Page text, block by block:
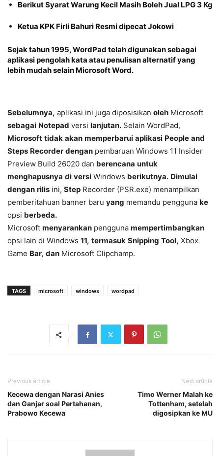
Berikut Syarat Warung Kecil Masih Boleh Jual LPG 3 Kg
Ketua KPK Firli Bahuri Resmi dipecat Jokowi
Sejaktahun1995,WordPad telahdigunakansebagai
aplikasipengolahkata ataupenulisanalternatifyang
lebihmudahselain MicrosoftWord.
Sebelumnya, aplikasi ini juga diposisikan oleh Microsoft
sebagai Notepad versi lanjutan. Selain WordPad,
Microsoft tidak akan memperbarui aplikasi People and
Steps Recorder dengan pembaruan Windows 11 Insider
Preview Build 26020 dan berencana untuk
menghapusnya di versi Windows berikutnya. Dimulai
dengan rilis ini, Step Recorder (PSR.exe) menampilkan
pemberitahuan banner baru yang memandu pengguna ke
opsi berbeda.
Microsoft menyarankan pengguna mempertimbangkan
opsi lain di Windows 11, termasuk Snipping Tool, Xbox
Game Bar, dan Microsoft Clipchamp.
TAGS microsoft windows wordpad
Previous article
Kecewa dengan Narasi Anies
dan Ganjar soal Pertahanan,
Prabowo Kecewa
Next article
Timo Werner Malah ke
Tottenham, setelah
digosipkan ke MU